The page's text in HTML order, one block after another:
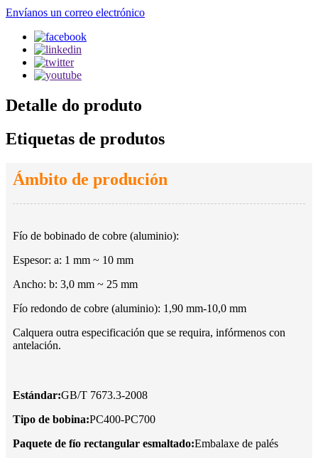
Envíanos un correo electrónico
Detalle do produto
Etiquetas de produtos
Ámbito de produción
Fío de bobinado de cobre (aluminio):
Espesor: a: 1 mm ~ 10 mm
Ancho: b: 3,0 mm ~ 25 mm
Fío redondo de cobre (aluminio): 1,90 mm-10,0 mm
Calquera outra especificación que se requira, infórmenos con
antelación.
Estándar:GB/T 7673.3-2008
Tipo de bobina:PC400-PC700
Paquete de fío rectangular esmaltado:Embalaxe de palés